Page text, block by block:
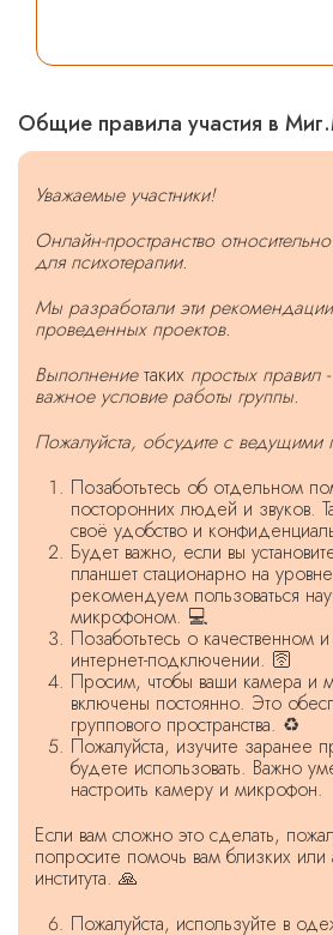
Общие правила участия в
Уважаемые участники!
Онлайн-пространство
для психотерапии.
Мы разработали эти
проведенных проектов.
Выполнениетаких простых правил
важное условие работы группы.
Пожалуйста, обсудите с ведущими
Позаботьтесь об отдельном
посторонних людей и звуков.
своё удобство и
Будет важно, если вы
планшет стационарно на
рекомендуем пользоваться
микрофоном. 💻
Позаботьтесь о качественном
интернет-подключении. 🛜
Просим, чтобы ваши камера и
включены постоянно. Это
группового пространства. ♻️
Пожалуйста, изучите заранее
будете использовать. Важно
настроить камеру и микрофон.
Если вам сложно это сделать,
попросите помочь вам близких или
института. 🙏
Пожалуйста, используйте в